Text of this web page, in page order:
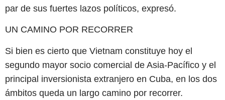
par de sus fuertes lazos políticos, expresó.
UN CAMINO POR RECORRER
Si bien es cierto que Vietnam constituye hoy el
segundo mayor socio comercial de Asia-Pacífico y el
principal inversionista extranjero en Cuba, en los dos
ámbitos queda un largo camino por recorrer.